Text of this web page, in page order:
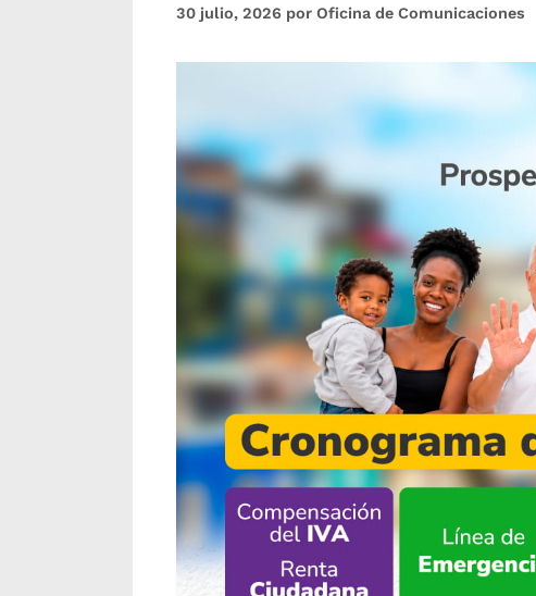
30 julio, 2026 por Oficina de Comunicaciones